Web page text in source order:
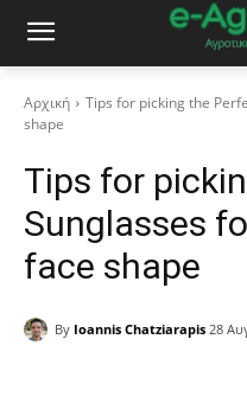
Αρχική
Tips for picking the
shape
Tips for
Sunglasses
face shape
By Ioannis Chatziarapis 28